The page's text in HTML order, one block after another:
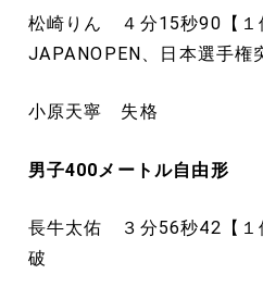
松崎りん ４分15秒90【１
JAPANOPEN、日本選手権
小原天寧 失格
男子400メートル自由形
長牛太佑 ３分56秒42【１
破